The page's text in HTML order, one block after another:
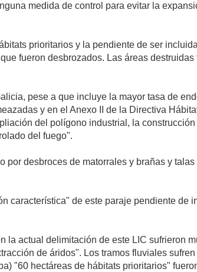
medida de control para evitar la
prioritarios y la pendiente de ser
fueron desbrozados. Las áreas
pese a que incluye la mayor tasa de
y en el Anexo II de la Directiva
del polígono industrial, la
del fuego".
desbroces de matorrales y brañas y
característica" de este paraje pendiente de
la actual delimitación de este LIC sufrieron
de áridos". Los tramos fluviales
"60 hectáreas de hábitats prioritarios"